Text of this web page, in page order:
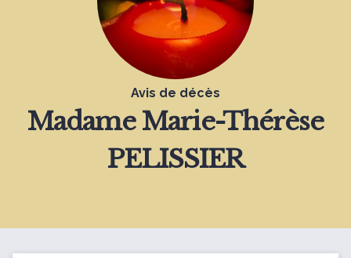
Avis de décès
Madame Marie-Thérèse
PELISSIER